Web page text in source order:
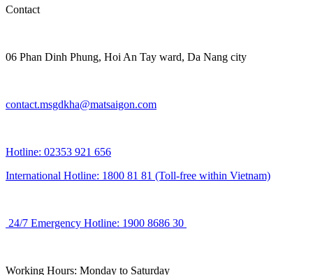
Contact
06 Phan Dinh Phung, Hoi An Tay ward, Da Nang city
contact.msgdkha@matsaigon.com
Hotline: 02353 921 656
International Hotline: 1800 81 81 (Toll-free within Vietnam)
24/7 Emergency Hotline: 1900 8686 30
Working Hours: Monday to Saturday